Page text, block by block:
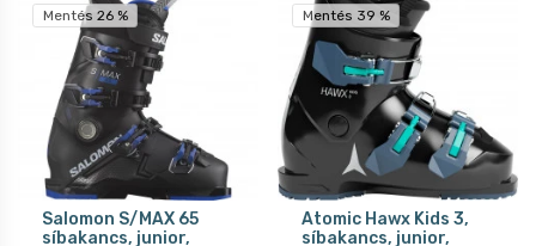
Mentés 26 %
Salomon S/MAX 65
síbakancs, junior,
Mentés 39 %
Atomic Hawx Kids 3,
síbakancs, junior,